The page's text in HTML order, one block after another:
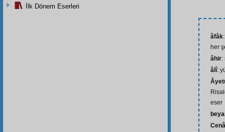
âfâk
her
âhir:
âlî:
eser
İlk Dönem Eserleri